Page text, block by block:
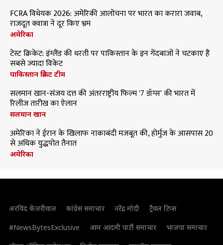
FCRA विधेयक 2026: अमेरिकी आलोचना पर भारत का करारा जवाब,
राजदूत क्वात्रा ने दूर किए भ्रम
अमेरिका
टेस्ट क्रिकेट: इंग्लैंड की धरती पर पाकिस्तान के इन गेंदबाजों ने चटकाए हैं
सबसे ज्यादा विकेट
पाकिस्तान क्रिकेट टीम
सलमान खान-संजय दत्त की अंतरराष्ट्रीय फिल्म '7 डॉग्स' की भारत में
रिलीज तारीख का ऐलान
सलमान खान
अमेरिका ने ईरान के खिलाफ नाकाबंदी मजबूत की, होर्मुज के आसपास 20
से अधिक युद्धपोत तैनात
अमेरिका
अरविंद केजरीवाल कांग्रेस समाचार नरेंद्र मोदी
ट्रैवल टिप्स
#NewsBytesExclusive
आम आदमी पार्टी समाचार
भाजपा समाचार